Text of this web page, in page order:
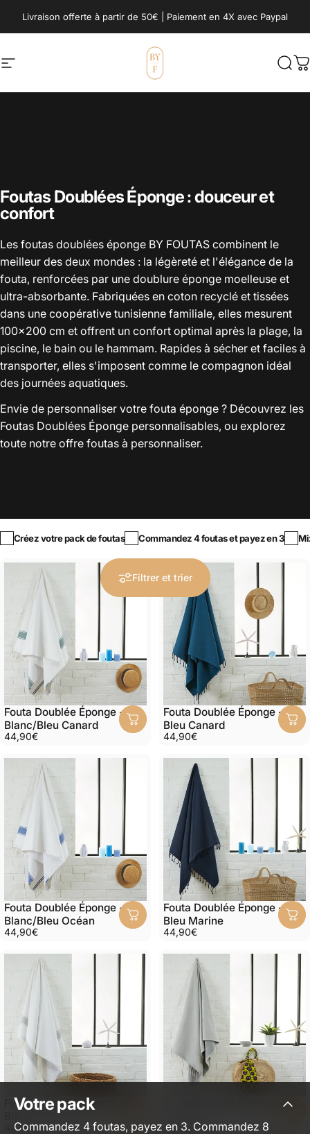
Livraison offerte à partir de 50€ | Paiement en 4X avec Paypal
Navigation BY FOUTAS
Foutas Doublées Éponge : douceur et
confort
Les foutas doublées éponge BY FOUTAS combinent le
meilleur des deux mondes : la légèreté et l'élégance de la
fouta, renforcées par une doublure éponge moelleuse et
ultra-absorbante. Fabriquées en coton recyclé et tissées
dans une coopérative tunisienne familiale, elles mesurent
100x200 cm et offrent un confort optimal après la plage, la
piscine, le bain ou le hammam. Rapides à sécher et faciles à
transporter, elles s'imposent comme le compagnon idéal
des journées aquatiques.
Envie de personnaliser votre fouta éponge ? Découvrez les
Foutas Doublées Éponge personnalisables, ou explorez
toute notre offre foutas à personnaliser.
Créez votre pack de foutas Commandez 4 foutas et payez en 3
Filtrer et trier
Fouta Doublée Éponge -
Blanc/Bleu Canard
44,90€
Fouta Doublée Éponge -
Bleu Canard
44,90€
Fouta Doublée Éponge -
Blanc/Bleu Océan
44,90€
Fouta Doublée Éponge -
Bleu Marine
44,90€
Fouta Doublée Éponge -
Blanc/Gris Clair
44,90€
Fouta Doublée Éponge -
44,90€
Votre pack
Commandez 4 foutas, payez en 3. Commandez 8